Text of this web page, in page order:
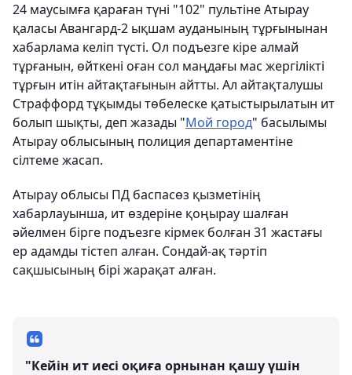
24 маусымға қараған түні "102" пультіне Атырау
қаласы Авангард-2 ықшам ауданының тұрғынынан
хабарлама келіп түсті. Ол подъезге кіре алмай
тұрғанын, өйткені оған сол маңдағы мас жергілікті
тұрғын итін айтақтағынын айтты. Ал айтақталушы
Страффорд тұқымды төбелеске қатыстырылатын ит
болып шықты, деп жазады "Мой город" басылымы
Атырау облысының полиция департаментіне
сілтеме жасап.
Атырау облысы ПД баспасөз қызметінің
хабарлауынша, ит өздеріне қоңырау шалған
әйелмен бірге подъезге кірмек болған 31 жастағы
ер адамды тістеп алған. Сондай-ақ тәртіп
сақшысының бірі жарақат алған.
"Кейін ит иесі оқиға орнынан қашу үшін